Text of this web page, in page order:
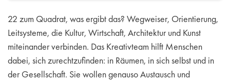
22 zum Quadrat, was ergibt das? Wegweiser, Orientierung,
Leitsysteme, die Kultur, Wirtschaft, Architektur und Kunst
miteinander verbinden. Das Kreativteam hilft Menschen
dabei, sich zurechtzufinden: in Räumen, in sich selbst und in
der Gesellschaft. Sie wollen genauso Austausch und